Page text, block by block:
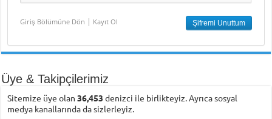
Giriş Bölümüne Dön | Kayıt Ol
Üye & Takipçilerimiz
Sitemize üye olan36,453 denizci ile birlikteyiz. Ayrıca sosyal
medya kanallarında da sizlerleyiz.